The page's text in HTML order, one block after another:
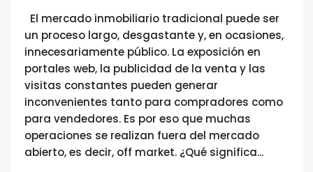
El mercado inmobiliario tradicional puede ser
un proceso largo, desgastante y, en ocasiones,
innecesariamente público. La exposición en
portales web, la publicidad de la venta y las
visitas constantes pueden generar
inconvenientes tanto para compradores como
para vendedores. Es por eso que muchas
operaciones se realizan fuera del mercado
abierto, es decir, off market. ¿Qué significa...